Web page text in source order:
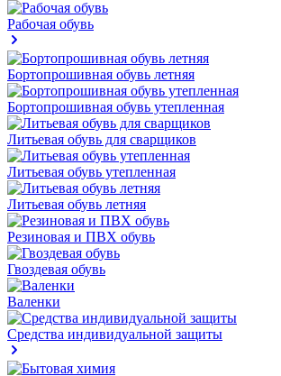
Рабочая обувь
Бортопрошивная обувь летняя
Бортопрошивная обувь утепленная
Литьевая обувь для сварщиков
Литьевая обувь утепленная
Литьевая обувь летняя
Резиновая и ПВХ обувь
Гвоздевая обувь
Валенки
Средства индивидуальной защиты